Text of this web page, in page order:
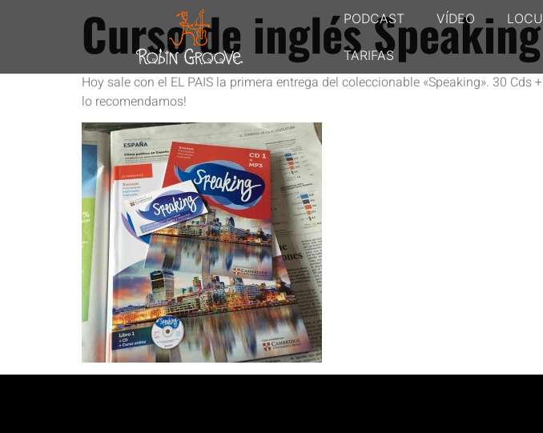
PODCAST VÍDEO
TARIFAS
Curso de inglés Speaking
Hoy sale con el EL PAIS la primera entrega del coleccionable «Speaking». 30
lo recomendamos!